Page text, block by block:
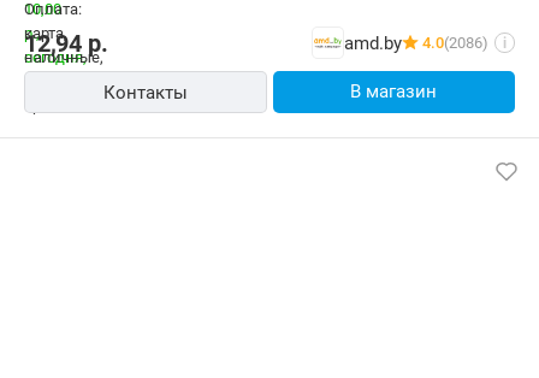
12,94 р. amd.by 4.0(2086) i
Контакты В магазин